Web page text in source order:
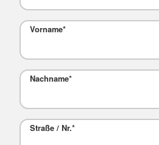
Vorname*
Nachname*
Straße / Nr.*